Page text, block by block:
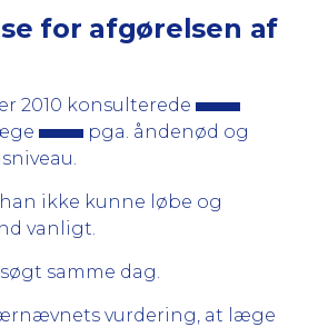
for afgørelsen af
2010 konsulterede
pga. åndenød og
ikke kunne løbe og
vanligt.
samme dag.
vurdering, at læge